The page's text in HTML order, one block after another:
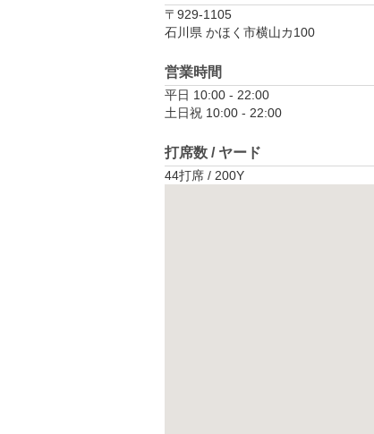
〒929-1105
石川県 かほく市横山カ100
営業時間
平日 10:00 - 22:00
土日祝 10:00 - 22:00
打席数 / ヤード
44打席 / 200Y